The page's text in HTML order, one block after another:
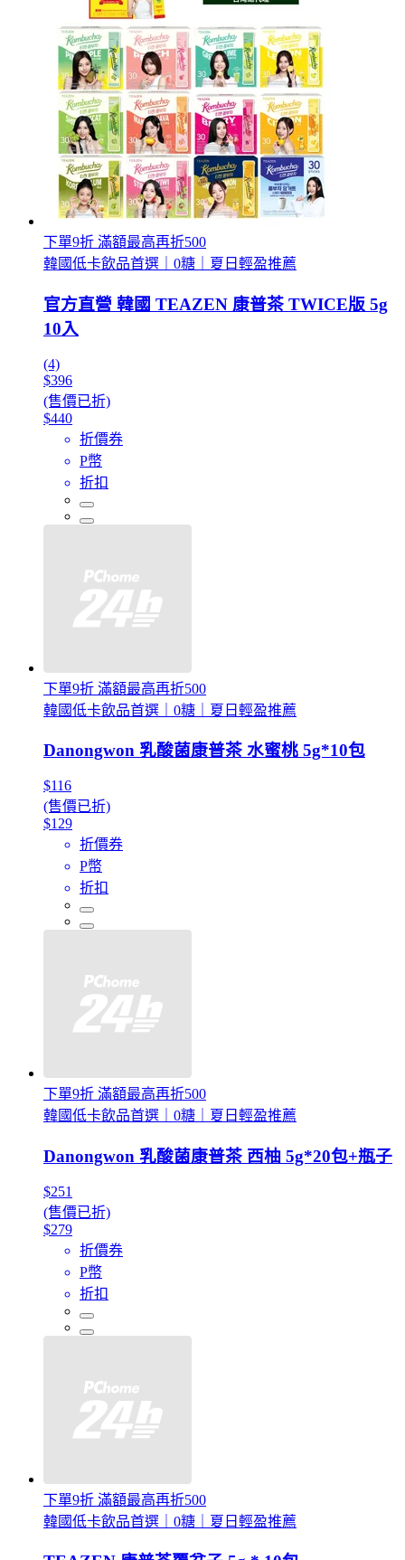
下單9折 滿額最高再折500
韓國低卡飲品首選｜0糖｜夏日輕盈推薦
官方直營 韓國 TEAZEN 康普茶 TWICE版 5g
10入
(4)
$396
(售價已折)
$440
折價券
P幣
折扣
下單9折 滿額最高再折500
韓國低卡飲品首選｜0糖｜夏日輕盈推薦
Danongwon 乳酸菌康普茶 水蜜桃 5g*10包
$116
(售價已折)
$129
折價券
P幣
折扣
下單9折 滿額最高再折500
韓國低卡飲品首選｜0糖｜夏日輕盈推薦
Danongwon 乳酸菌康普茶 西柚 5g*20包+瓶子
$251
(售價已折)
$279
折價券
P幣
折扣
下單9折 滿額最高再折500
韓國低卡飲品首選｜0糖｜夏日輕盈推薦